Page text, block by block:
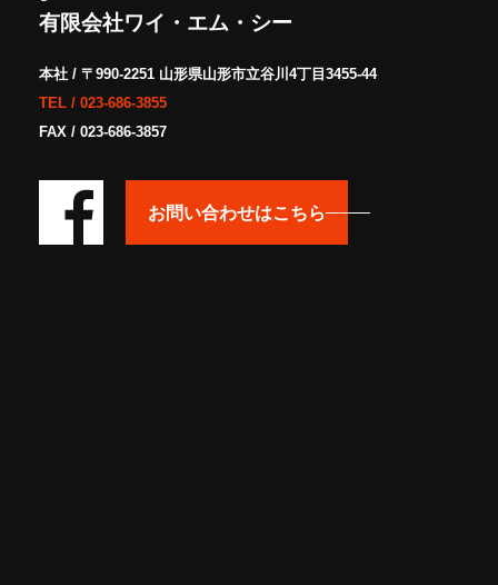
有限会社ワイ・エム・シー
本社 / 〒990-2251 山形県山形市立谷川4丁目3455-44
TEL / 023-686-3855
FAX / 023-686-3857
お問い合わせはこちら